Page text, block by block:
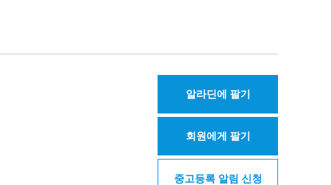
알라딘에 팔기
회원에게 팔기
중고등록 알림 신청